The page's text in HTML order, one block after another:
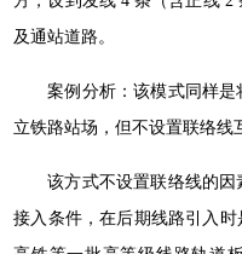
及通站道路。
案例分析：该模式同样
立铁路站场，但不设置联络线
该方式不设置联络线的
接入条件，在后期线路引入